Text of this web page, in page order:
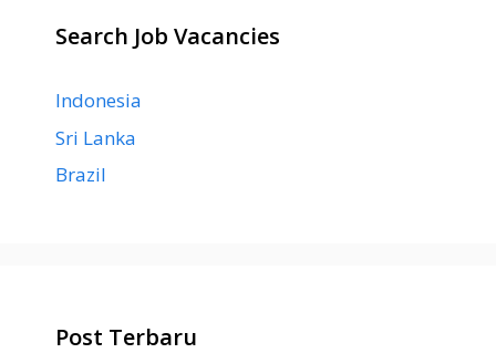
Search Job Vacancies
Indonesia
Sri Lanka
Brazil
Post Terbaru